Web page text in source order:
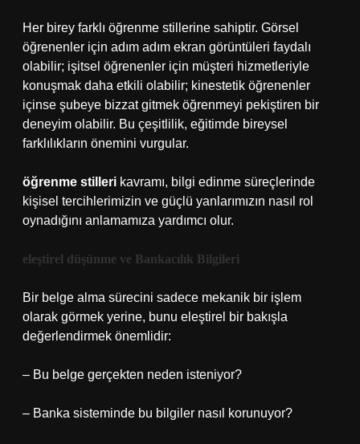
Her birey farklı öğrenme stillerine sahiptir. Görsel
öğrenenler için adım adım ekran görüntüleri faydalı
olabilir; işitsel öğrenenler için müşteri hizmetleriyle
konuşmak daha etkili olabilir; kinestetik öğrenenler
içinse şubeye bizzat gitmek öğrenmeyi pekiştiren bir
deneyim olabilir. Bu çeşitlilik, eğitimde bireysel
farklılıkların önemini vurgular.
öğrenme stilleri kavramı, bilgi edinme süreçlerinde
kişisel tercihlerimizin ve güçlü yanlarımızın nasıl rol
oynadığını anlamamıza yardımcı olur.
eleştirel düşünme ve Bankacılık Bilgileri
Bir belge alma sürecini sadece mekanik bir işlem
olarak görmek yerine, bunu eleştirel bir bakışla
değerlendirmek önemlidir:
– Bu belge gerçekten neden isteniyor?
– Banka sisteminde bu bilgiler nasıl korunuyor?